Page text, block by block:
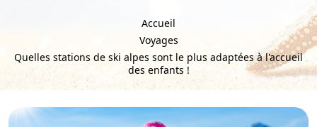
Accueil
Voyages
Quelles stations de ski alpes sont le plus adaptées à l'accueil
des enfants !